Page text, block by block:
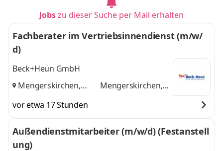
Jobszu dieser Suche per Mail erhalten
Fachberater im Vertriebsinnendienst (m/w/
d)
Beck+Heun GmbH
Mengerskirchen,
Mengerskirchen,
vor etwa 17 Stunden
Außendienstmitarbeiter (m/w/d) (Festanstell
ung)